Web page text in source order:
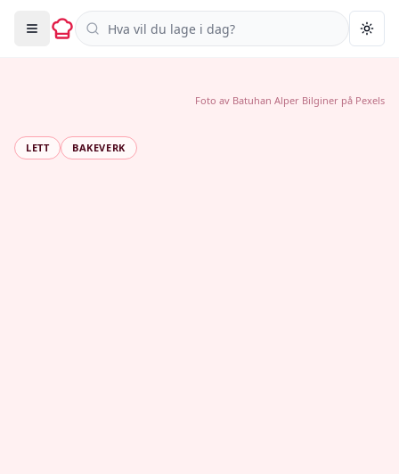
Søk i oppskrifter
LETT BAKEVERK
Foto av Batuhan Alper Bilginer på Pexels